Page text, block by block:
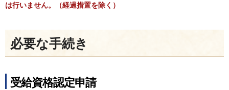
は行いません。（経過措置を除く）
必要な手続き
受給資格認定申請